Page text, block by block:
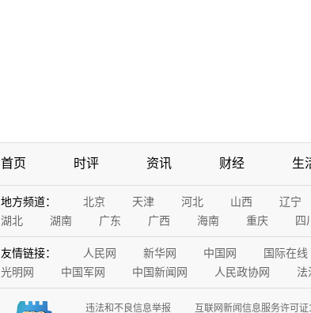
首页 时评 资讯 财经 生
地方频道： 北京 天津 河北 山西 辽宁
湖北
湖南 广东 广西 海南 重庆 四
友情链接： 人民网 新华网 中国网 国际在线
光明网
中国军网 中国新闻网 人民政协网 法
违法和不良信息举报 互联网新闻信息服务许可